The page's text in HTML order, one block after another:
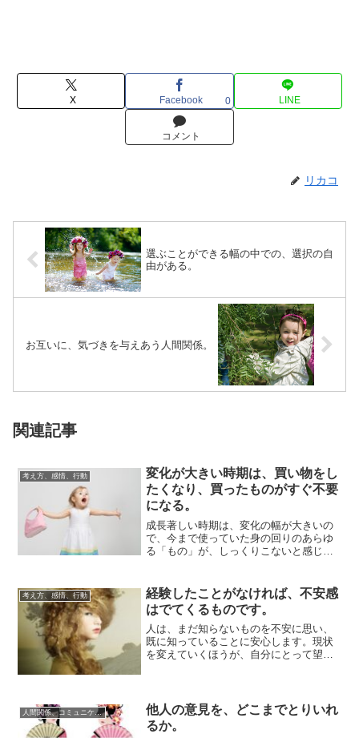
X Facebook 0 LINE
コメント
リカコ
選ぶことができる幅の中での、選択の自
由がある。
お互いに、気づきを与えあう人間関係。
関連記事
考え方、感情、行動
変化が大きい時期は、買い物をし
たくなり、買ったものがすぐ不要
になる。
成長著しい時期は、変化の幅が大きいの
で、今まで使っていた身の回りのあらゆ
る「もの」が、しっくりこないと感じら
考え方、感情、行動
経験したことがなければ、不安感
はでてくるものです。
人は、まだ知らないものを不安に思い、
既に知っていることに安心します。現状
を変えていくほうが、自分にとって望ま
人間関係、コミュニケーション
他人の意見を、どこまでとりいれ
るか。